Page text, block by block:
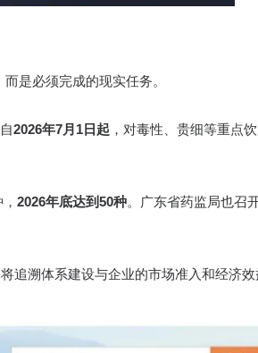
是必须完成的现实任务。
2026年7月1日起 ，对毒性、贵细等重点
2026年底达到50种。广东省药监局也召
溯体系建设与企业的市场准入和经济效